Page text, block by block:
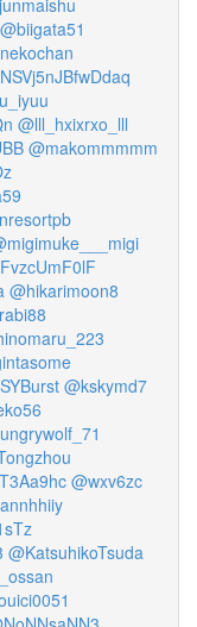
@biigata51
@lll_hxixrxo_lll
@makommmmm
@hikarimoon8
@kskymd7
@wxv6zc
@KatsuhikoTsuda